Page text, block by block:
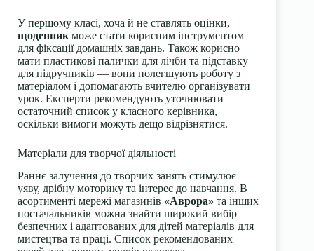
У першому класі, хоча й не ставлять оцінки,
щоденник може стати корисним інструментом
для фіксації домашніх завдань. Також корисно
мати пластикові палички для лічби та підставку
для підручників — вони полегшують роботу з
матеріалом і допомагають вчителю організувати
урок. Експерти рекомендують уточнювати
остаточний список у класного керівника,
оскільки вимоги можуть дещо відрізнятися.
Матеріали для творчої діяльності
Раннє залучення до творчих занять стимулює
уяву, дрібну моторику та інтерес до навчання. В
асортименті мережі магазинів «Аврора» та інших
постачальників можна знайти широкий вибір
безпечних і адаптованих для дітей матеріалів для
мистецтва та праці. Список рекомендованих